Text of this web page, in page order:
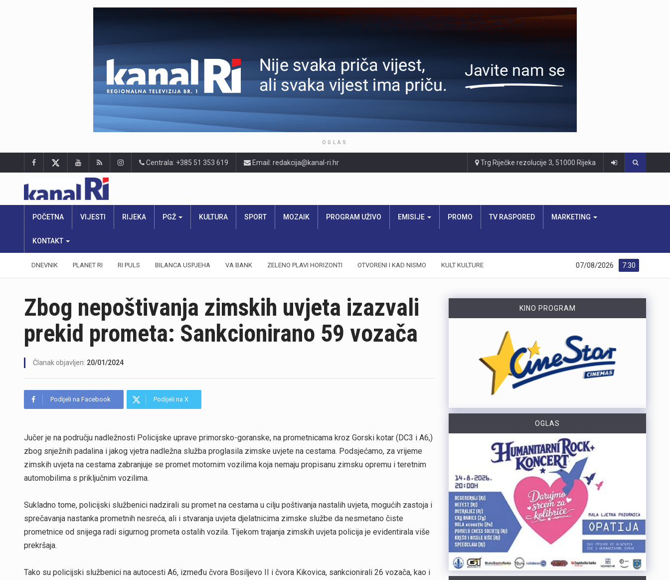
OGLAS
Centrala: +385 51 353 619 Email: redakcija@kanal-ri.hr Trg Riječke rezolucije 3, 51000 Rijeka
POČETNA VIJESTI RIJEKA PGŽ KULTURA SPORT MOZAIK PROGRAM UŽIVO EMISIJE PROMO TV RASPORED MARKETING
KONTAKT
DNEVNIK PLANET RI RI PULS BILANCA USPJEHA VA BANK ZELENO PLAVI HORIZONTI OTVORENI I KAD NISMO KULT KULTURE 7:30
07/08/2026
Zbog nepoštivanja zimskih uvjeta izazvali
prekid prometa: Sankcionirano 59 vozača
Članak objavljen: 20/01/2024
Podijeli na Facebook Podijeli na X
Jučer je na području nadležnosti Policijske uprave primorsko-goranske, na prometnicama kroz Gorski kotar (DC3 i A6,)
zbog snježnih padalina i jakog vjetra nadležna služba proglasila zimske uvjete na cestama. Podsjećamo, za vrijeme
zimskih uvjeta na cestama zabranjuje se promet motornim vozilima koja nemaju propisanu zimsku opremu i teretnim
automobilima s priključnim vozilima.
Sukladno tome, policijski službenici nadzirali su promet na cestama u cilju poštivanja nastalih uvjeta, mogućih zastoja i
sprečavanja nastanka prometnih nesreća, ali i stvaranja uvjeta djelatnicima zimske službe da nesmetano čiste
prometnice od snijega radi sigurnog prometa ostalih vozila. Tijekom trajanja zimskih uvjeta policija je evidentirala više
prekršaja.
Tako su policijski službenici na autocesti A6, između čvora Bosiljevo II i čvora Kikovica, sankcionirali 26 vozača, kao i
KINO PROGRAM
OGLAS